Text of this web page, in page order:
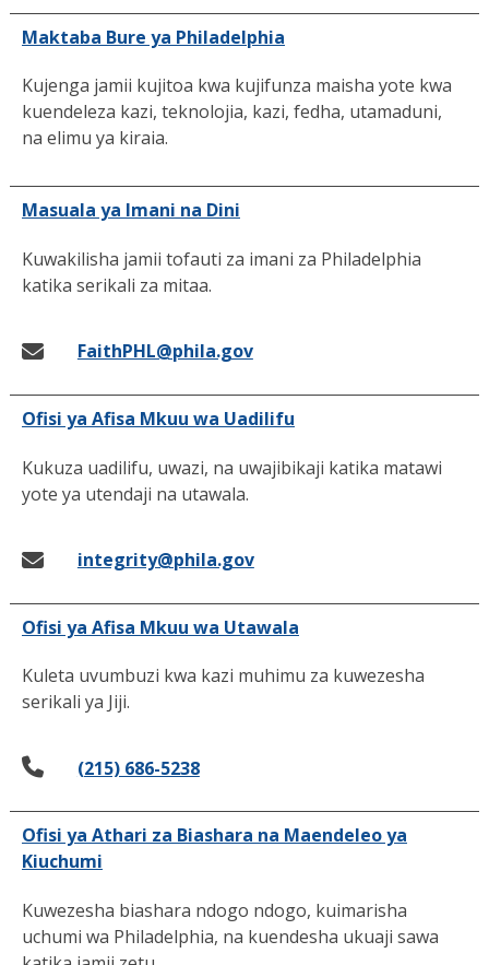
Maktaba Bure ya Philadelphia
Kujenga jamii kujitoa kwa kujifunza maisha yote kwa
kuendeleza kazi, teknolojia, kazi, fedha, utamaduni,
na elimu ya kiraia.
Masuala ya Imani na Dini
Kuwakilisha jamii tofauti za imani za Philadelphia
katika serikali za mitaa.
FaithPHL@phila.gov
Ofisi ya Afisa Mkuu wa Uadilifu
Kukuza uadilifu, uwazi, na uwajibikaji katika matawi
yote ya utendaji na utawala.
integrity@phila.gov
Ofisi ya Afisa Mkuu wa Utawala
Kuleta uvumbuzi kwa kazi muhimu za kuwezesha
serikali ya Jiji.
(215) 686-5238
Ofisi ya Athari za Biashara na Maendeleo ya
Kiuchumi
Kuwezesha biashara ndogo ndogo, kuimarisha
uchumi wa Philadelphia, na kuendesha ukuaji sawa